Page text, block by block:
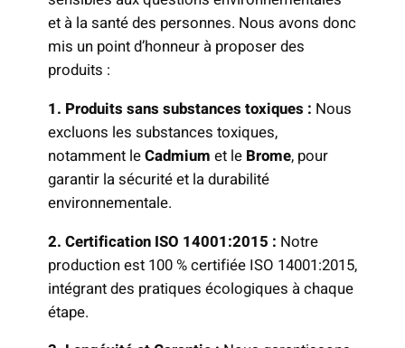
et à la santé des personnes. Nous avons donc
mis un point d’honneur à proposer des
produits :
1. Produits sans substances toxiques : Nous
excluons les substances toxiques,
notamment leCadmium et le Brome, pour
garantir la sécurité et la durabilité
environnementale.
2. Certification ISO 14001:2015 : Notre
production est 100 % certifiée ISO 14001:2015,
intégrant des pratiques écologiques à chaque
étape.